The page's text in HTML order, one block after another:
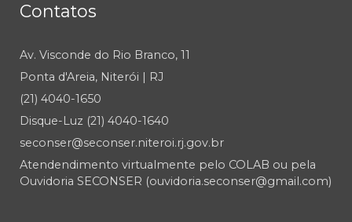
Contatos
Av. Visconde do Rio Branco, 11
Ponta d'Areia, Niterói | RJ
(21) 4040-1650
Disque-Luz (21) 4040-1640
seconser@seconser.niteroi.rj.gov.br
Atendendimento virtualmente pelo COLAB ou pela
Ouvidoria SECONSER (ouvidoria.seconser@gmail.com)